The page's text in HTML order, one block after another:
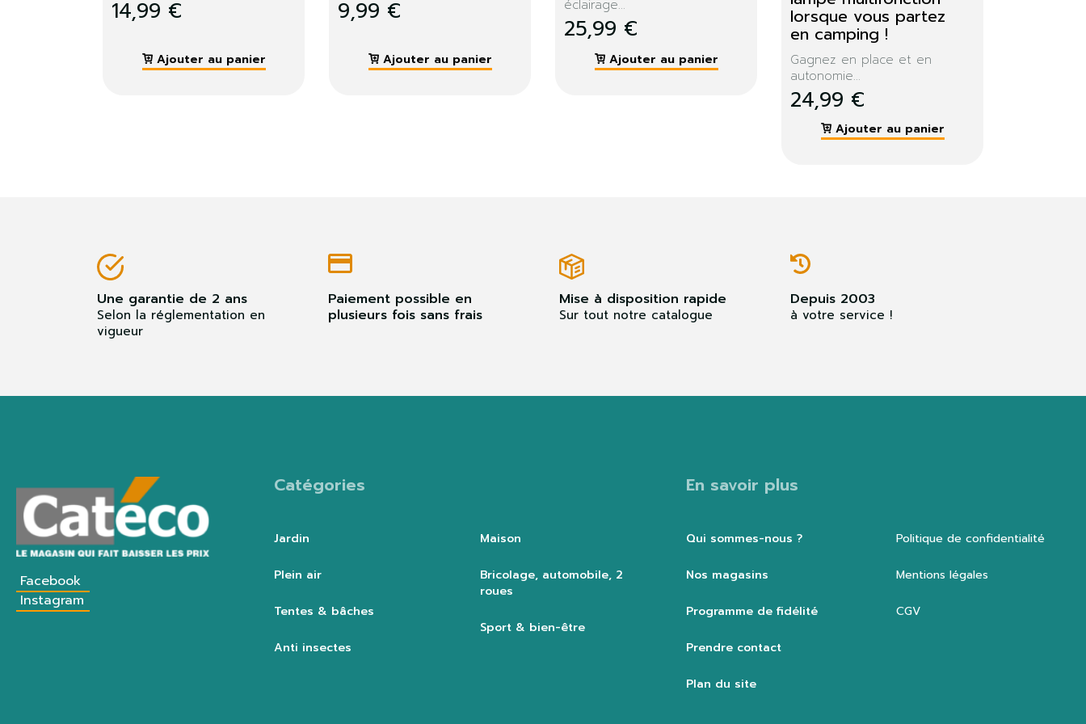
lorsque vous partez
Gagnez en place et en
autonomie...
9,99 €
Ajouter au panier
19,99 €
Ajouter au panier
A emporter partout!
12,99 €
Ajouter au panier
Une garantie de 2 ans
Selon la réglementation en
vigueur
Paiement possible en
plusieurs fois sans frais
Mise à disposition rapide
Sur tout notre catalogue
Depuis 2003
à votre service !
Facebook
Instagram
Catégories
Jardin
Plein air
Tentes & bâches
Anti insectes
Maison
Bricolage, automobile, 2
roues
Sport & bien-être
En savoir plus
Qui sommes-nous ?
Nos magasins
Programme de fidélité
Prendre contact
Plan du site
Politique de confidentialité
Mentions légales
CGV